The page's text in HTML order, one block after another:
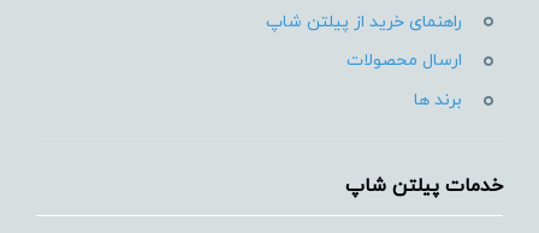
راهنمای خرید از پیلتن شاپ
ارسال محصولات
برند ها
خدمات پیلتن شاپ